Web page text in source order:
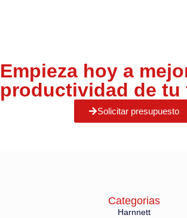
Empieza hoy a
productividad de tu
Solicitar presupuesto
Categorias
Harnnett